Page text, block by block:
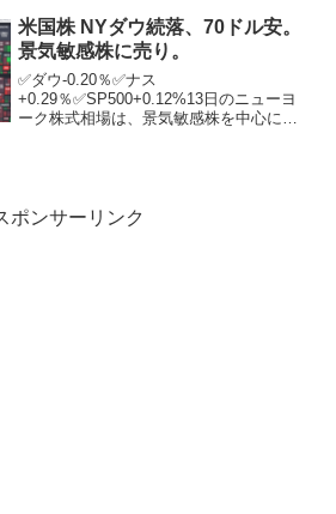
明したことを受け、リスク回避の売りが
広...
米国株 NYダウ続落、70ドル安。
景気敏感株に売り。
✅ダウ-0.20％✅ナス
+0.29％✅SP500+0.12%13日のニューヨ
ーク株式相場は、景気敏感株を中心に売
ポンサーリンク